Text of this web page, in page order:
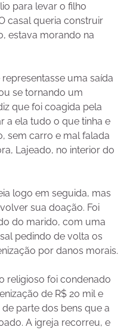
para levar o filho
casal queria construir
estava morando na
uma saída
se tornando um
que foi coagida pela
a ela tudo o que tinha e
sem carro e mal falada
Lajeado, no interior do
logo em seguida, mas
sua doação. Foi
do marido, com uma
pedindo de volta os
por danos morais.
religioso foi condenado
de R$ 20 mil e
parte dos bens que a
A igreja recorreu, e